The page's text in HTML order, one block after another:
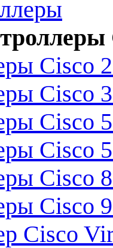
Cisco
Cisco
Cisco
Cisco
Cisco
Cisco
Cisco